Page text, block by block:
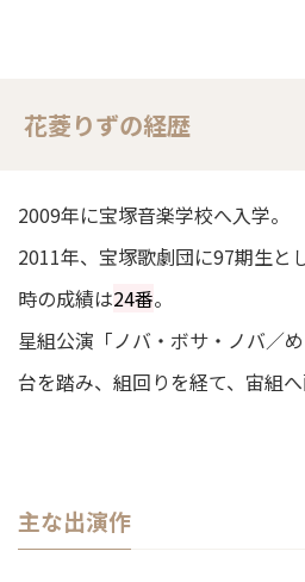
花菱りずの経歴
2009年に宝塚音楽学校へ入学。
2011年、宝塚歌劇団に97期生と
時の成績は24番。
星組公演「ノバ・ボサ・ノバ／
台を踏み、組回りを経て、宙組へ
主な出演作